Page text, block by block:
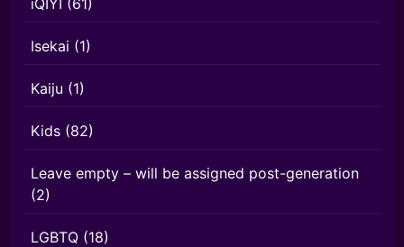
Isekai (1)
Kaiju (1)
Kids (82)
Leave empty – will be assigned post-generation
(2)
LGBTQ (18)